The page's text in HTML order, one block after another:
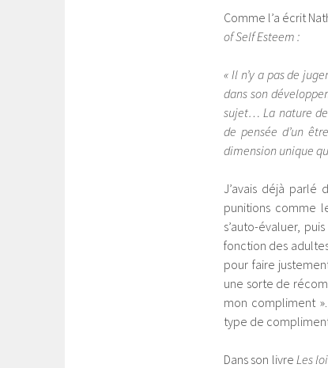
Comme l’a écrit
of Self Esteem :
« Il n’y a pas de
dans son
sujet… La nature de
de pensée d’un
dimension unique
J’avais déjà parlé
punitions comme
s’auto-évaluer,
fonction des
pour faire
une sorte de
mon compliment
type de
Dans son livre Les